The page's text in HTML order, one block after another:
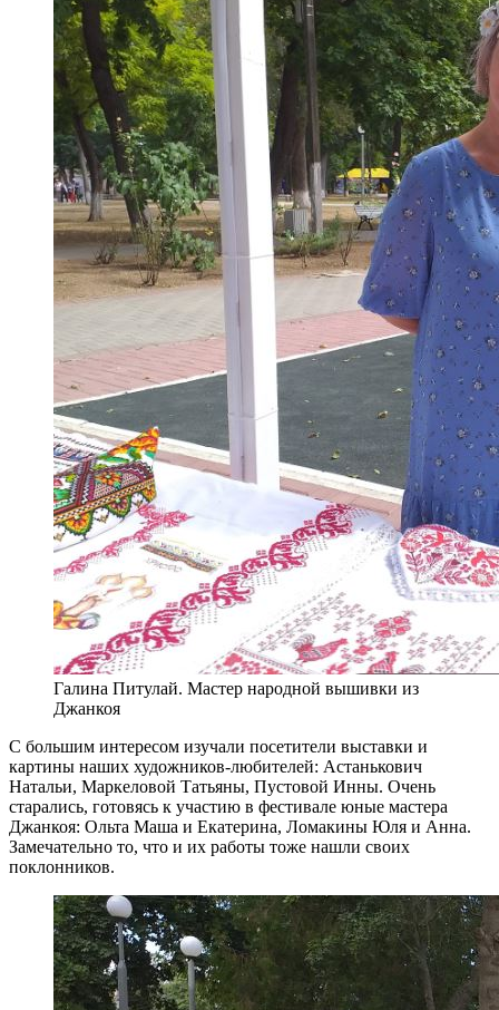
Галина Питулай. Мастер народной вышивки из
Джанкоя
С большим интересом изучали посетители выставки и
картины наших художников-любителей: Астанькович
Натальи, Маркеловой Татьяны, Пустовой Инны. Очень
старались, готовясь к участию в фестивале юные мастера
Джанкоя: Ольта Маша и Екатерина, Ломакины Юля и Анна.
Замечательно то, что и их работы тоже нашли своих
поклонников.